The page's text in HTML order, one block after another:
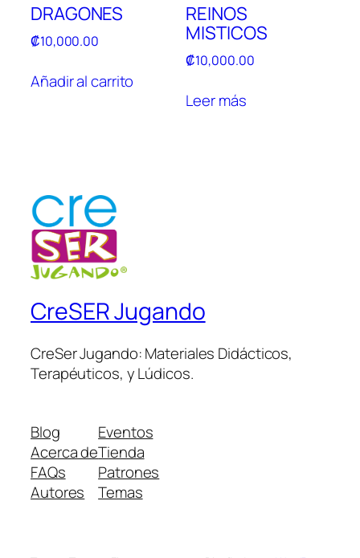
DRAGONES
₡10,000.00
Añadir al carrito
REINOS
MISTICOS
₡10,000.00
Leer más
CreSER Jugando
CreSer Jugando: Materiales Didácticos,
Terapéuticos, y Lúdicos.
Blog
Acerca de
FAQs
Autores
Eventos
Tienda
Patrones
Temas